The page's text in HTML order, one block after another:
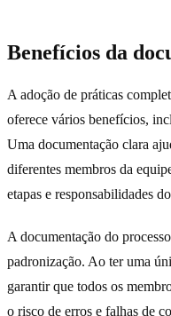
Benefícios da
A adoção de práticas
oferece vários benefícios,
Uma documentação clara
diferentes membros da
etapas e responsabilidades
A documentação do
padronização. Ao ter uma
garantir que todos os
o risco de erros e falhas de